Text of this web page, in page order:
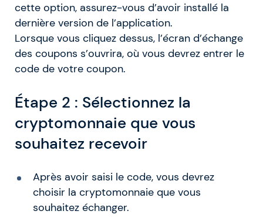
cette option, assurez-vous d’avoir installé la
dernière version de l’application.
Lorsque vous cliquez dessus, l’écran d’échange
des coupons s’ouvrira, où vous devrez entrer le
code de votre coupon.
Étape 2 : Sélectionnez la
cryptomonnaie que vous
souhaitez recevoir
Après avoir saisi le code, vous devrez
choisir la cryptomonnaie que vous
souhaitez échanger.